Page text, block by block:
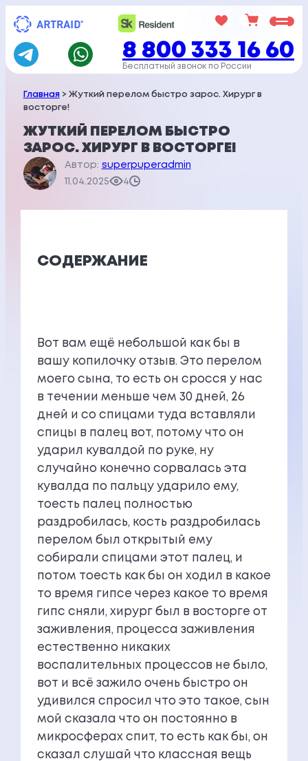
Перейти
содержимому
8 800 333 16 60
Бесплатный звонок по России
Главная> Жуткий перелом быстро зарос. Хирург в
восторге!
ЖУТКИЙ ПЕРЕЛОМ БЫСТРО
ЗАРОС. ХИРУРГ В ВОСТОРГЕ!
Автор: superpuperadmin
11.04.2025 4
СОДЕРЖАНИЕ
Вот вам ещё небольшой как бы в
вашу копилочку отзыв. Это перелом
моего сына, то есть он сросся у нас
в течении меньше чем 30 дней, 26
дней и со спицами туда вставляли
спицы в палец вот, потому что он
ударил кувалдой по руке, ну
случайно конечно сорвалась эта
кувалда по пальцу ударило ему,
тоесть палец полностью
раздробилась, кость раздробилась
перелом был открытый ему
собирали спицами этот палец, и
потом тоесть как бы он ходил в какое
то время гипсе через какое то время
гипс сняли, хирург был в восторге от
заживления, процесса заживления
естественно никаких
воспалительных процессов не было,
вот и всё зажило очень быстро он
удивился спросил что это такое, сын
мой сказала что он постоянно в
микросферах спит, то есть как бы, он
сказал слушай что классная вещь